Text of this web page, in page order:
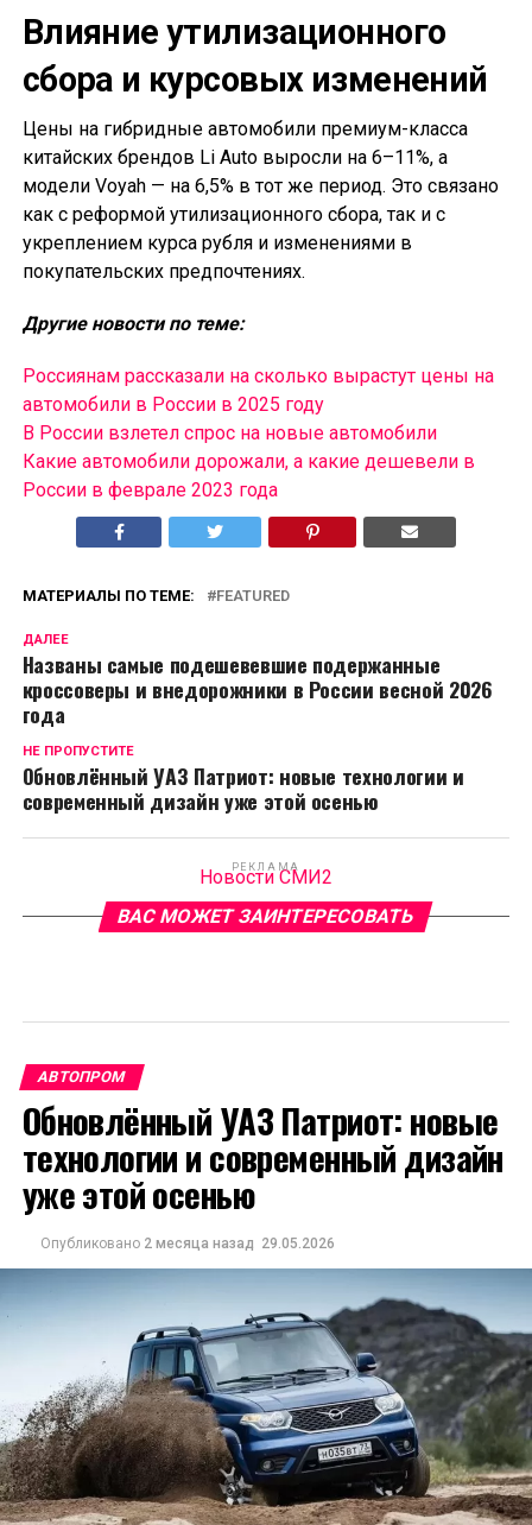
Влияние утилизационного
сбора и курсовых изменений
Цены на гибридные автомобили премиум-класса
китайских брендов Li Auto выросли на 6–11%, а
модели Voyah — на 6,5% в тот же период. Это связано
как с реформой утилизационного сбора, так и с
укреплением курса рубля и изменениями в
покупательских предпочтениях.
Другие новости по теме:
Россиянам рассказали на сколько вырастут цены на
автомобили в России в 2025 году
В России взлетел спрос на новые автомобили
Какие автомобили дорожали, а какие дешевели в
России в феврале 2023 года
МАТЕРИАЛЫ ПО ТЕМЕ: FEATURED
ДАЛЕЕ
Названы самые подешевевшие подержанные
кроссоверы и внедорожники в России весной 2026
года
НЕ ПРОПУСТИТЕ
Обновлённый УАЗ Патриот: новые технологии и
современный дизайн уже этой осенью
РЕКЛАМА
Новости СМИ2
ВАС МОЖЕТ ЗАИНТЕРЕСОВАТЬ
АВТОПРОМ
Обновлённый УАЗ Патриот: новые
технологии и современный дизайн
уже этой осенью
Опубликовано 2 месяца назад 29.05.2026